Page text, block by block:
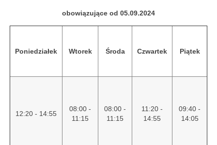
obowiązujące od 05.09.2024
Poniedziałek Wtorek Środa Czwartek Piątek
12:20 - 14:55
08:00 -
11:15
08:00 -
11:15
11:20 -
14:55
09:40 -
14:05